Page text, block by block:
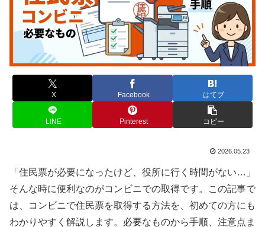
X Facebook はてブ
LINE Pinterest コピー
2026.05.23
「住民票が必要になったけど、役所に行く時間がない…」
そんな時に便利なのがコンビニでの取得です。この記事で
は、コンビニで住民票を取得する方法を、初めての方にも
わかりやすく解説します。必要なものから手順、注意点ま